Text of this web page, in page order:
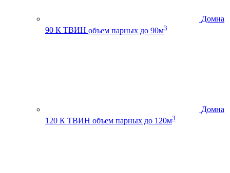
Домна
90 К ТВИН объем парных до 90м3
Домна
120 К ТВИН объем парных до 120м3